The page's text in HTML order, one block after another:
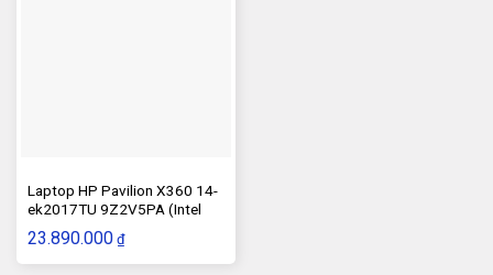
Laptop HP Pavilion X360 14-
ek2017TU 9Z2V5PA (Intel
Core 5 120U | 16GB | 512GB |
14 inch FHD | Cảm ứng | Win
11 | Bạc)
23.890.000 ₫